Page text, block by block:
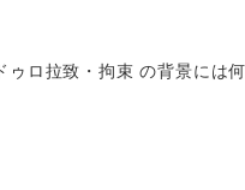
ロ拉致・拘束 の背景には